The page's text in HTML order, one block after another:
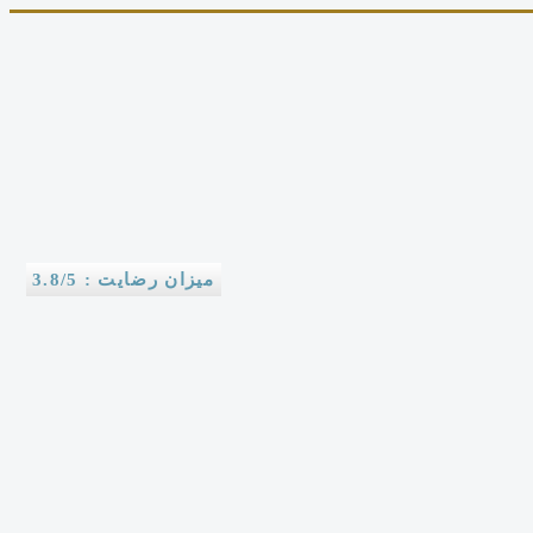
میزان رضایت : 3.8/5